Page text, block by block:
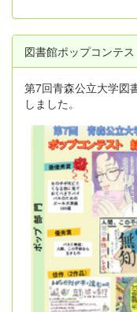
図書館ポップコンテス
第7回青森公立大学図
しました。